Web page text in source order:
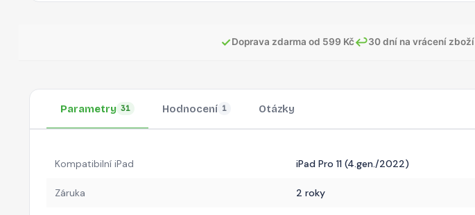
✓Doprava zdarma od 599 Kč↩30 dní na vrácení zboží
Parametry 31 Hodnocení 1 Otázky
Kompatibilní iPad iPad Pro 11 (4.gen./2022)
Záruka 2 roky